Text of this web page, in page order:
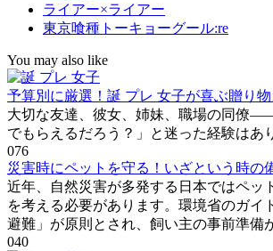
ライアー×ライアー
東京喰種トーキョーグール:re
You may also like
予算別に厳選！誕 プレ 女子が喜ぶ贈り物
大切な友達、彼女、姉妹、職場の同僚
でもらえるだろう？」と迷った経験はあ
076
災害時にペットを守る！いざという時の
近年、自然災害が多発する日本ではペッ
を考える必要があります。環境省のガイ
避難」が原則とされ、飼い主の事前準備
040